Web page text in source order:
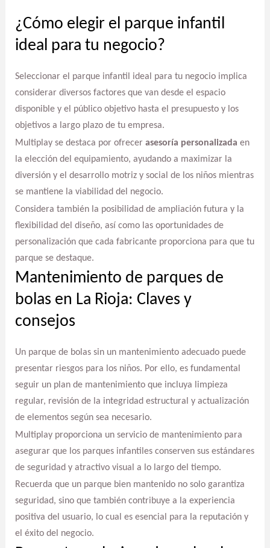
¿Cómo elegir el parque infantil
ideal para tu negocio?
Seleccionar el parque infantil ideal para tu negocio implica
considerar diversos factores que van desde el espacio
disponible y el público objetivo hasta el presupuesto y los
objetivos a largo plazo de tu empresa.
Multiplay se destaca por ofrecer asesoría personalizada en
la elección del equipamiento, ayudando a maximizar la
diversión y el desarrollo motriz y social de los niños mientras
se mantiene la viabilidad del negocio.
Considera también la posibilidad de ampliación futura y la
flexibilidad del diseño, así como las oportunidades de
personalización que cada fabricante proporciona para que tu
parque se destaque.
Mantenimiento de parques de
bolas en La Rioja: Claves y
consejos
Un parque de bolas sin un mantenimiento adecuado puede
presentar riesgos para los niños. Por ello, es fundamental
seguir un plan de mantenimiento que incluya limpieza
regular, revisión de la integridad estructural y actualización
de elementos según sea necesario.
Multiplay proporciona un servicio de mantenimiento para
asegurar que los parques infantiles conserven sus estándares
de seguridad y atractivo visual a lo largo del tiempo.
Recuerda que un parque bien mantenido no solo garantiza
seguridad, sino que también contribuye a la experiencia
positiva del usuario, lo cual es esencial para la reputación y
el éxito del negocio.